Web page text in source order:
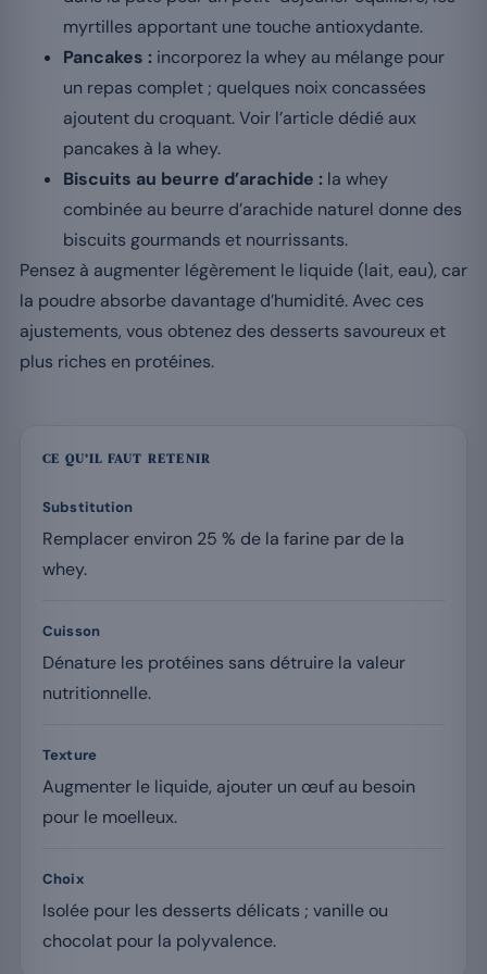
myrtilles apportant une touche antioxydante.
Pancakes : incorporez la whey au mélange pour
un repas complet ; quelques noix concassées
ajoutent du croquant. Voir l’article dédié aux
pancakes à la whey.
Biscuits au beurre d’arachide : la whey
combinée au beurre d’arachide naturel donne des
biscuits gourmands et nourrissants.
Pensez à augmenter légèrement le liquide (lait, eau), car
la poudre absorbe davantage d’humidité. Avec ces
ajustements, vous obtenez des desserts savoureux et
plus riches en protéines.
CE QU’IL FAUT RETENIR
Substitution
Remplacer environ 25 % de la farine par de la
whey.
Cuisson
Dénature les protéines sans détruire la valeur
nutritionnelle.
Texture
Augmenter le liquide, ajouter un œuf au besoin
pour le moelleux.
Choix
Isolée pour les desserts délicats ; vanille ou
chocolat pour la polyvalence.